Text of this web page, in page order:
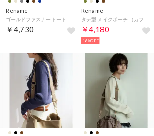
Rename
￥4,730
Rename
￥4,180
16%OFF